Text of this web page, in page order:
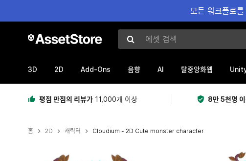
모든 워크플로
에셋 검색
3D 2D Add-Ons 음향 AI 탈중앙화웹
평점 만점의 리뷰가 11,000개 이상 8만 5천명 이
홈 2D 캐릭터 Cloudium - 2D Cute monster character
현재 슬라이드: 1 / 3